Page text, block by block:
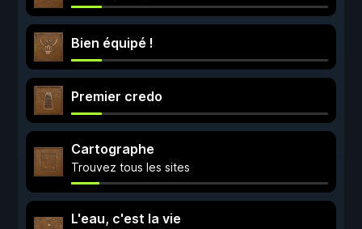
Bien équipé !
Premier credo
Cartographe
Trouvez tous les sites
L'eau, c'est la vie